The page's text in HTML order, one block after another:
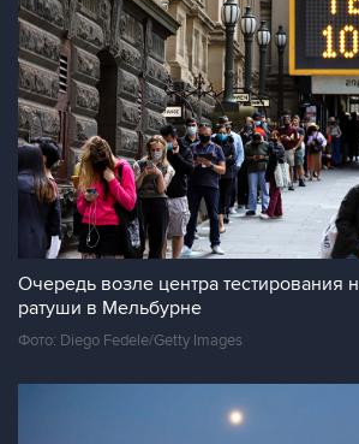
Очередь возле центра тестирования
ратуши в Мельбурне
Фото: Diego Fedele/Getty Images